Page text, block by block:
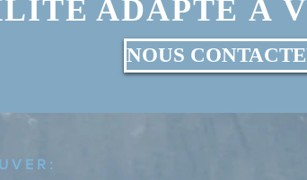
ADAPTÉ À
NOUS